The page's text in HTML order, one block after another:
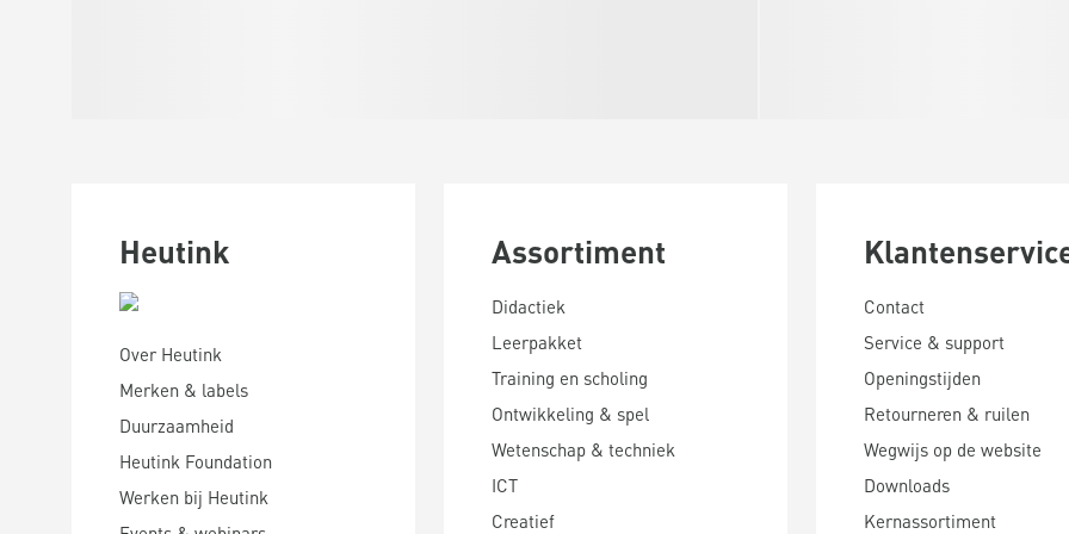
Heutink
Over Heutink
Merken & labels
Duurzaamheid
Heutink Foundation
Werken bij Heutink
Assortiment
Didactiek
Leerpakket
Training en scholing
Ontwikkeling & spel
Wetenschap & techniek
ICT
Creatief
Contact
Service & support
Openingstijden
Retourneren & ruilen
Wegwijs op de website
Downloads
Kernassortiment